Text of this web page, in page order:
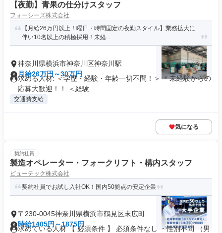
【夜勤】青果の仕分けスタッフ
フォーシーズ株式会社
【月給26万円以上！曜日・時間固定の夜勤スタイル】業務拡大に
伴い10名以上の積極採用！未経...
神奈川県横浜市神奈川区神奈川駅
月給26万円～30万円
求める人材: ＜学歴・経験・年齢一切不問！＞ ＊未経験からの
応募大歓迎！！ ＜経験...
交通費支給
気になる
契約社員
製造オペレーター・フォークリフト・構内スタッフ
ビューテック株式会社
契約社員でお試し入社OK！国内50拠点の安定企業
〒230-0045神奈川県横浜市鶴見区末広町
時給1405円～1875円
求めている人材 【 必須条件 】 必須条件なし ・性別不問 （男